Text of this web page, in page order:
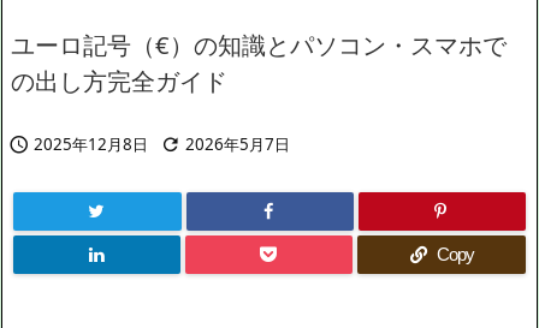

ユーロ記号（€）の知識とパソコン・スマホで
の出し方完全ガイド
 2025年12月8日  2026年5月7日
Copy